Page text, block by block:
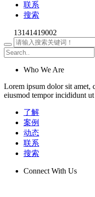
联系
搜索
13141419002
Who We Are
Lorem ipsum dolor sit amet,
eiusmod tempor incididunt
了解
案例
动态
联系
搜索
Connect With Us